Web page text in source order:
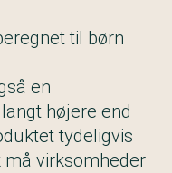
til børn
en
højere end
tydeligvis
virksomheder